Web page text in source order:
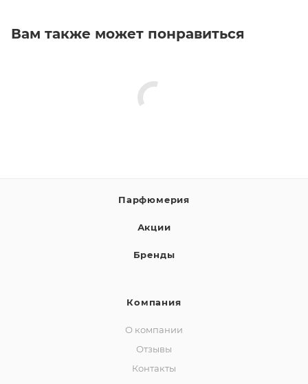
Вам также может понравиться
Парфюмерия
Акции
Бренды
Компания
О компании
Отзывы
Контакты